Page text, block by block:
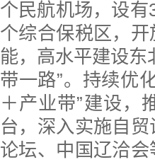
个民航机场，设
个综合保税区，
能，高水平建设东
带一路”。持续优
＋产业带”建设，
台，深入实施自
论坛、中国辽洽